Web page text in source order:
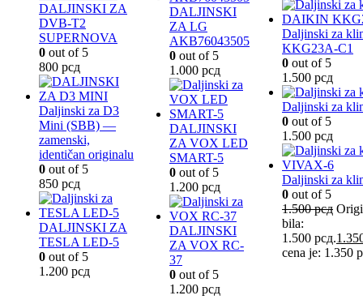
DALJINSKI ZA
DVB-T2
SUPERNOVA
0 out of 5
800 рсд
Daljinski za D3
Mini (SBB) —
zamenski,
identičan originalu
0 out of 5
850 рсд
DALJINSKI ZA
TESLA LED-5
0 out of 5
1.200 рсд
DALJINSKI
ZA LG
AKB76043505
0 out of 5
1.000 рсд
DALJINSKI
ZA VOX LED
SMART-5
0 out of 5
1.200 рсд
DALJINSKI
ZA VOX RC-
37
0 out of 5
1.200 рсд
Daljinski za
KKG23A-C1
0 out of 5
1.500 рсд
Daljinski za
0 out of 5
1.500 рсд
Daljinski za
0 out of 5
1.500рсд
bila:
1.500 рсд.
cena je: 1.350